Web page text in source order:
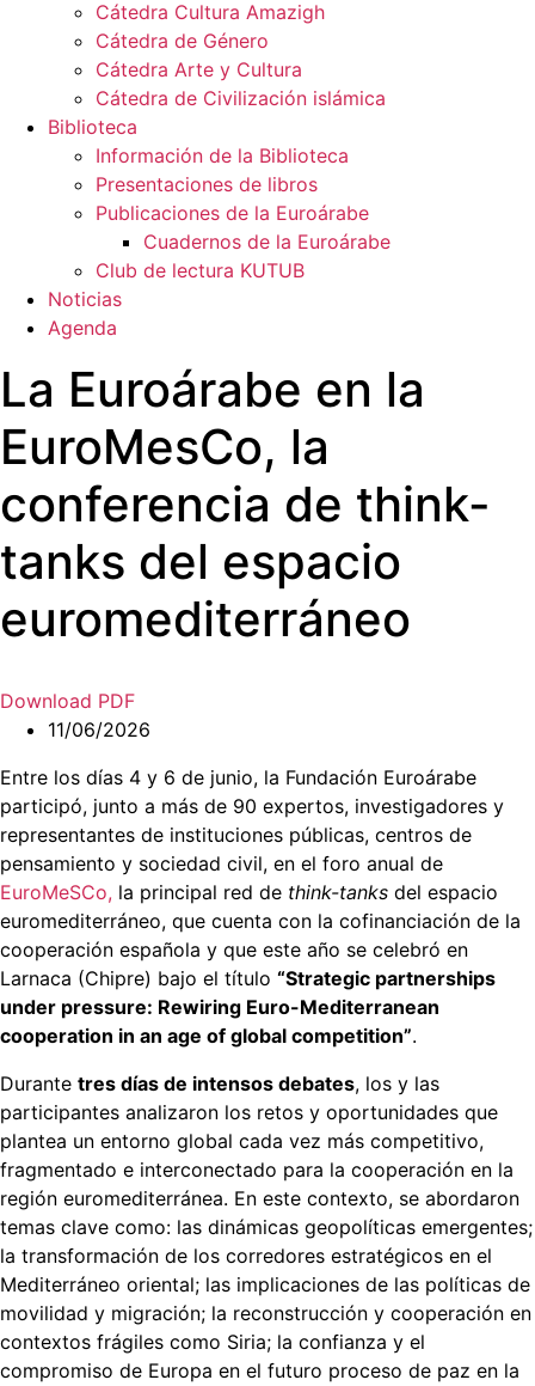
Cátedra Cultura Amazigh
Cátedra de Género
Cátedra Arte y Cultura
Cátedra de Civilización islámica
Biblioteca
Información de la Biblioteca
Presentaciones de libros
Publicaciones de la Euroárabe
Cuadernos de la Euroárabe
Club de lectura KUTUB
Noticias
Agenda
La Euroárabe en la
EuroMesCo, la
conferencia de think-
tanks del espacio
euromediterráneo
Download PDF
11/06/2026
Entre los días 4 y 6 de junio, la Fundación Euroárabe
participó, junto a más de 90 expertos, investigadores y
representantes de instituciones públicas, centros de
pensamiento y sociedad civil, en el foro anual de
EuroMeSCo, la principal red de think-tanks del espacio
euromediterráneo, que cuenta con la cofinanciación de la
cooperación española y que este año se celebró en
Larnaca (Chipre) bajo el título “Strategic partnerships
under pressure: Rewiring Euro-Mediterranean
cooperation in an age of global competition”.
Durante tres días de intensos debates, los y las
participantes analizaron los retos y oportunidades que
plantea un entorno global cada vez más competitivo,
fragmentado e interconectado para la cooperación en la
región euromediterránea. En este contexto, se abordaron
temas clave como: las dinámicas geopolíticas emergentes;
la transformación de los corredores estratégicos en el
Mediterráneo oriental; las implicaciones de las políticas de
movilidad y migración; la reconstrucción y cooperación en
contextos frágiles como Siria; la confianza y el
compromiso de Europa en el futuro proceso de paz en la